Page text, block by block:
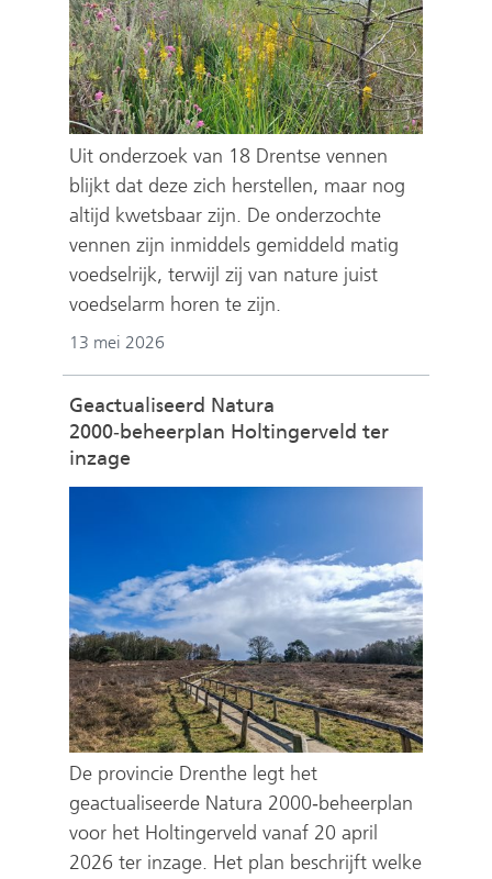
e
n
Uit onderzoek van 18 Drentse vennen
blijkt dat deze zich herstellen, maar nog
altijd kwetsbaar zijn. De onderzochte
vennen zijn inmiddels gemiddeld matig
voedselrijk, terwijl zij van nature juist
voedselarm horen te zijn.
13 mei 2026
Geactualiseerd Natura
2000‑beheerplan Holtingerveld ter
inzage
De provincie Drenthe legt het
geactualiseerde Natura 2000‑beheerplan
voor het Holtingerveld vanaf 20 april
2026 ter inzage. Het plan beschrijft welke